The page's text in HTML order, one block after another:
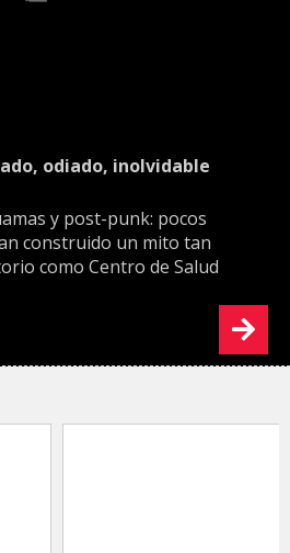
odiado, inolvidable
y post-punk: pocos
construido un mito tan
como Centro de Salud